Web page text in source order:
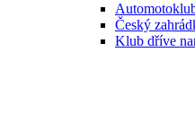
Český
Klub dříve